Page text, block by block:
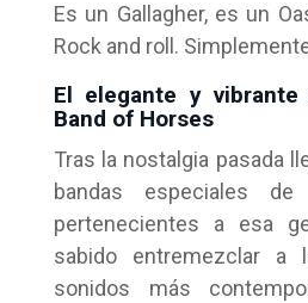
Es un Gallagher, es un
Rock and roll.
El elegante y
Band of Horses
Tras la nostalgia pasada
bandas especiales
pertenecientes a esa
sabido entremezclar a
sonidos más